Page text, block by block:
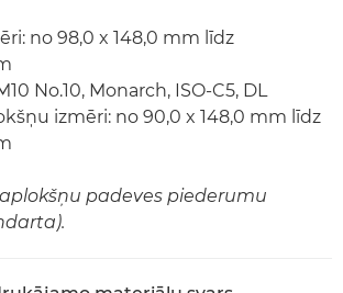
no 98,0 x 148,0 mm līdz
No.10, Monarch, ISO-C5, DL
izmēri: no 90,0 x 148,0 mm līdz
padeves piederumu